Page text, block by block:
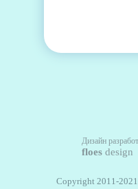
Дизайн
floes design
Copyright 2011-